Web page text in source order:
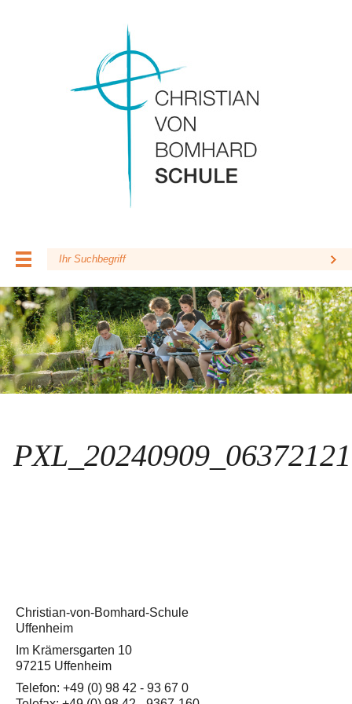
Christian-von-Bomhard-Schule
Uffenheim
Im Krämersgarten 10
97215 Uffenheim
Telefon: +49 (0) 98 42 - 93 67 0